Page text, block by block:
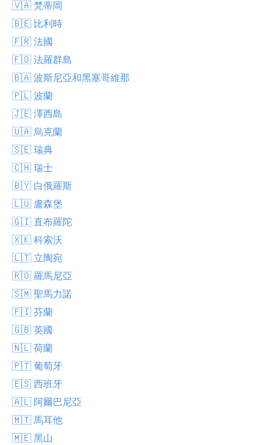
🇻🇦 梵蒂岡
🇧🇪 比利時
🇫🇷 法國
🇫🇴 法羅群島
🇧🇦 波斯尼亞和黑塞哥維那
🇵🇱 波蘭
🇯🇪 澤西島
🇺🇦 烏克蘭
🇸🇪 瑞典
🇨🇭 瑞士
🇧🇾 白俄羅斯
🇱🇺 盧森堡
🇬🇮 直布羅陀
🇽🇰 科索沃
🇱🇹 立陶宛
🇷🇴 羅馬尼亞
🇸🇲 聖馬力諾
🇫🇮 芬蘭
🇬🇧 英國
🇳🇱 荷蘭
🇵🇹 葡萄牙
🇪🇸 西班牙
🇦🇱 阿爾巴尼亞
🇲🇹 馬耳他
🇲🇪 黑山